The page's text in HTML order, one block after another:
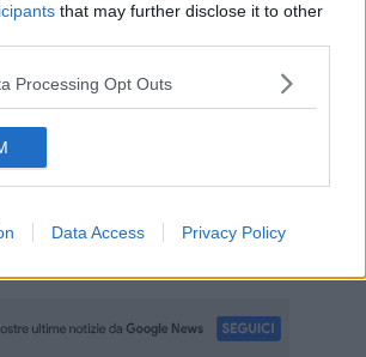
that may further disclose it to other
Processing Opt Outs
Data Access Privacy Policy